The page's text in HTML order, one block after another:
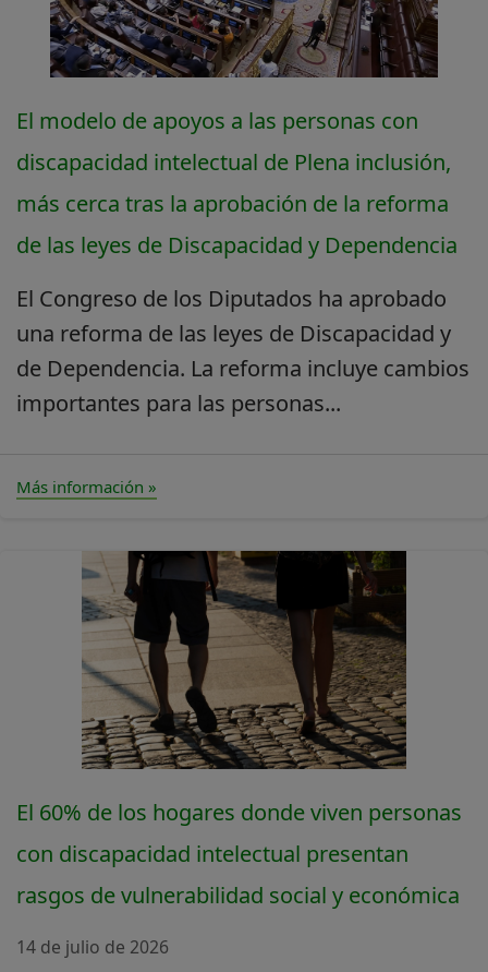
El modelo de apoyos a las personas con
discapacidad intelectual de Plena inclusión,
más cerca tras la aprobación de la reforma
de las leyes de Discapacidad y Dependencia
El Congreso de los Diputados ha aprobado
una reforma de las leyes de Discapacidad y
de Dependencia. La reforma incluye cambios
importantes para las personas...
Más información »
El 60% de los hogares donde viven personas
con discapacidad intelectual presentan
rasgos de vulnerabilidad social y económica
14 de julio de 2026